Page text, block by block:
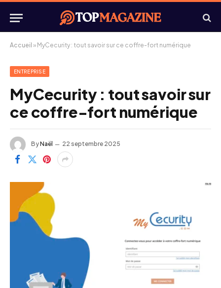
Accueil » MyCecurity : tout savoir sur ce coffre-fort numérique
ENTREPRISE
MyCecurity : tout savoir sur
ce coffre-fort numérique
ByNaël 22 septembre 2025